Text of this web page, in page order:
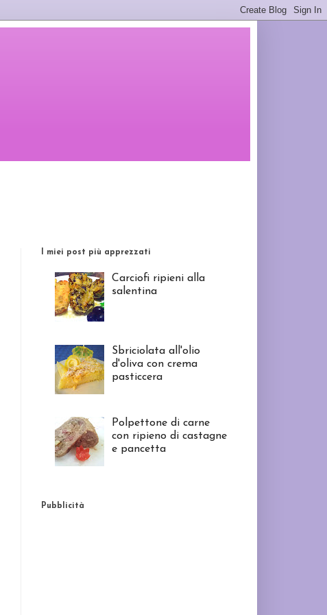
I miei post più apprezzati
Carciofi ripieni alla
salentina
Sbriciolata all'olio
d'oliva con crema
pasticcera
Polpettone di carne
con ripieno di castagne
e pancetta
Pubblicità